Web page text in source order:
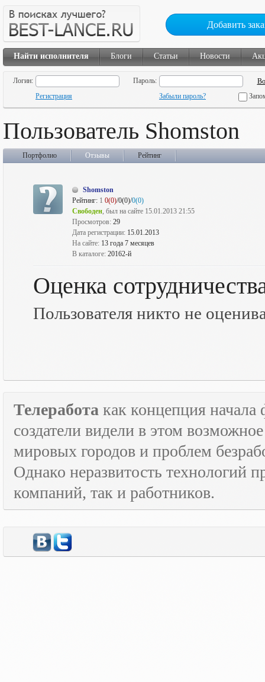
Добавить
Найти исполнителя Блоги Статьи Новости
Логин:
Пароль:
Регистрация
Забыли пароль?
Пользователь Shomston
Портфолио Отзывы Рейтинг
Shomston
Рейтинг: 1 0(0)/0(0)/0(0)
Свободен, был на сайте 15.01.2013 21:55
Просмотров: 29
Дата регистрации: 15.01.2013
На сайте: 13 года 7 месяцев
В каталоге: 20162-й
Оценка
Пользователя никто не
Телеработа как концепция начала
создатели видели в этом
мировых городов и проблем
Однако неразвитость технологий
компаний, так и работников.